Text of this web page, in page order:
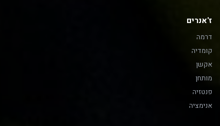
ז'אנרים
דרמה
קומדיה
אקשן
מותחן
פנטזיה
אנימציה